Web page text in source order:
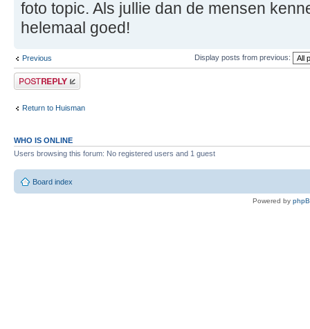
foto topic. Als jullie dan de mensen
helemaal goed!
Previous Display posts from previous:
Post a reply
Return to Huisman
WHO IS ONLINE
Users browsing this forum: No registered users and 1 guest
Board index
Powered by